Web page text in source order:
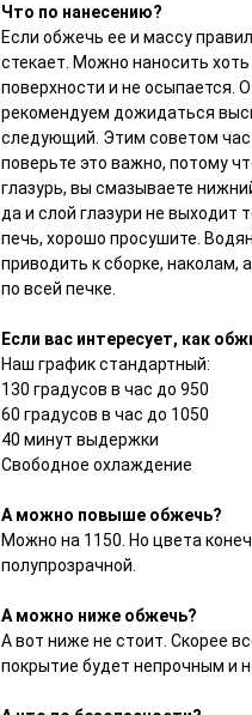
Что по нанесению?
Если обжечь ее и массу
стекает. Можно наносить
поверхности и не осыпается.
рекомендуем дожидаться
следующий. Этим советом
поверьте это важно, потому
глазурь, вы смазываете
да и слой глазури не выходит
печь, хорошо просушите.
приводить к сборке, наколам,
по всей печке.
Если вас интересует, как
Наш график стандартный:
130 градусов в час до 950
60 градусов в час до 1050
40 минут выдержки
Свободное охлаждение
А можно повыше обжечь?
Можно на 1150. Но цвета
полупрозрачной.
А можно ниже обжечь?
А вот ниже не стоит. Скорее
покрытие будет непрочным и